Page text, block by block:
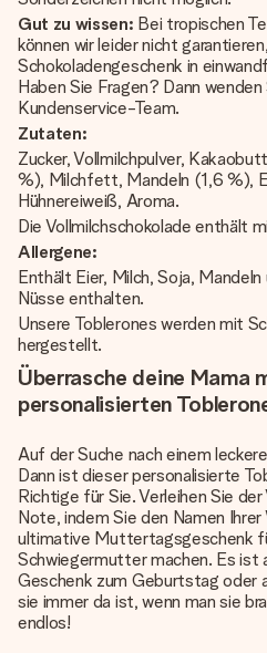
Gut zu wissen: Bei tropischen
können wir leider nicht
Schokoladengeschenk in
Haben Sie Fragen? Dann
Kundenservice-Team.
Zutaten:
Zucker, Vollmilchpulver,
%), Milchfett, Mandeln (1,6 %),
Hühnereiweiß, Aroma.
Die Vollmilchschokolade enthält
Allergene:
Enthält Eier, Milch, Soja,
Nüsse enthalten.
Unsere Toblerones werden mit
hergestellt.
Überrasche deine Mama
personalisierten
Auf der Suche nach einem
Dann ist dieser personalisierte
Richtige für Sie. Verleihen Sie
Note, indem Sie den Namen
ultimative Muttertagsgeschenk
Schwiegermutter machen. Es ist
Geschenk zum Geburtstag oder
sie immer da ist, wenn man sie
endlos!